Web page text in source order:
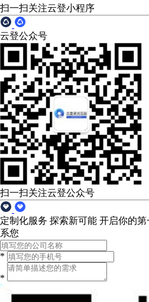
扫一扫关注云登小程序
云登公众号
扫一扫关注云登公众号
定制化服务 探索新可能 开启你的
系您
*
*